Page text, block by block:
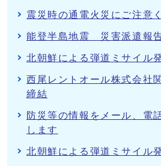
震災時の通電火災にご注意
能登半島地震 災害派遣報
北朝鮮による弾道ミサイル
西尾レントオール株式会社
締結
防災等の情報をメール、電
します
北朝鮮による弾道ミサイル